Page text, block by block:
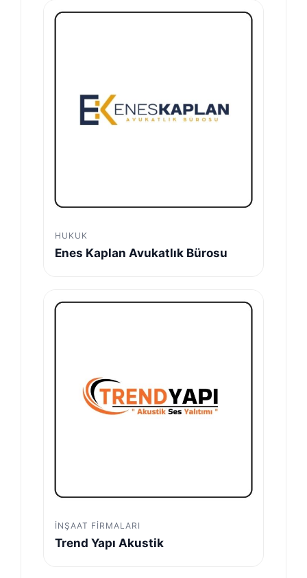
HUKUK
Enes Kaplan Avukatlık Bürosu
İNŞAAT FIRMALARI
Trend Yapı Akustik